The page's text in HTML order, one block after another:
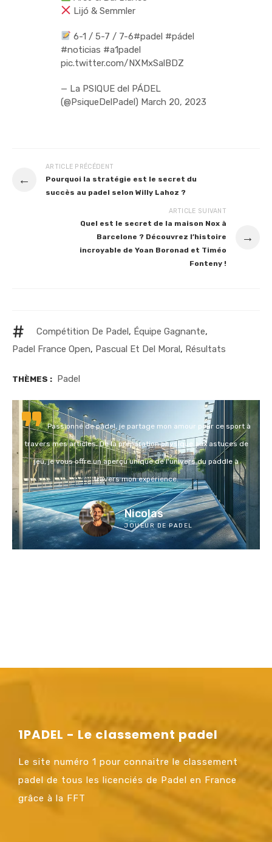
Lijó & Semmler
6-1 / 5-7 / 7-6#padel #pádel
#noticias #a1padel
pic.twitter.com/NXMxSalBDZ
— La PSIQUE del PÁDEL
(@PsiqueDelPadel) March 20, 2023
←
ARTICLE PRÉCÉDENT
Pourquoi la stratégie est le secret du
succès au padel selon Willy Lahoz ?
ARTICLE SUIVANT
Quel est le secret de la maison Nox à
Barcelone ? Découvrez l’histoire
incroyable de Yoan Boronad et Timéo
Fonteny !
→
Compétition De Padel, Équipe Gagnante,
Padel France Open, Pascual Et Del Moral, Résultats
THÈMES : Padel
Passionné de padel, je partage mon amour pour ce sport à
travers mes articles. De la préparation physique aux astuces de
jeu, je vous offre un aperçu unique de l'univers du paddle à
travers mon expérience.
Nicolas
JOUEUR DE PADEL
1PADEL - Le classement padel
Le site numéro 1 pour connaitre le classement
padel de tous les licenciés de Padel en France
grâce à la FFT